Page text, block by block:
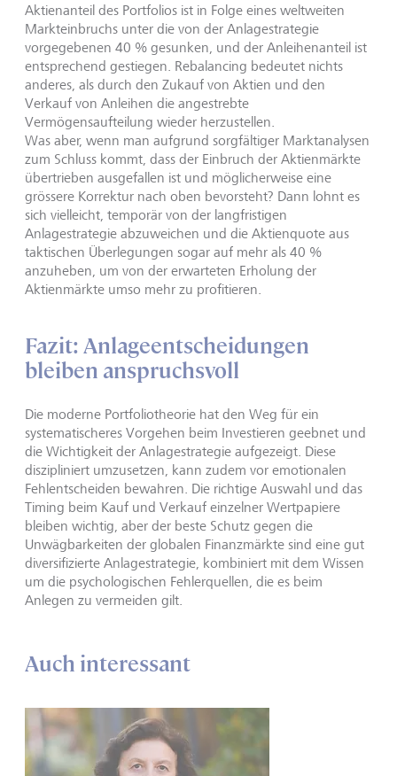
Aktienanteil des Portfolios ist in Folge eines weltweiten
Markteinbruchs unter die von der Anlagestrategie
vorgegebenen 40 % gesunken, und der Anleihenanteil ist
entsprechend gestiegen. Rebalancing bedeutet nichts
anderes, als durch den Zukauf von Aktien und den
Verkauf von Anleihen die angestrebte
Vermögensaufteilung wieder herzustellen.
Was aber, wenn man aufgrund sorgfältiger Marktanalysen
zum Schluss kommt, dass der Einbruch der Aktienmärkte
übertrieben ausgefallen ist und möglicherweise eine
grössere Korrektur nach oben bevorsteht? Dann lohnt es
sich vielleicht, temporär von der langfristigen
Anlagestrategie abzuweichen und die Aktienquote aus
taktischen Überlegungen sogar auf mehr als 40 %
anzuheben, um von der erwarteten Erholung der
Aktienmärkte umso mehr zu profitieren.
Fazit: Anlageentscheidungen
bleiben anspruchsvoll
Die moderne Portfoliotheorie hat den Weg für ein
systematischeres Vorgehen beim Investieren geebnet und
die Wichtigkeit der Anlagestrategie aufgezeigt. Diese
diszipliniert umzusetzen, kann zudem vor emotionalen
Fehlentscheiden bewahren. Die richtige Auswahl und das
Timing beim Kauf und Verkauf einzelner Wertpapiere
bleiben wichtig, aber der beste Schutz gegen die
Unwägbarkeiten der globalen Finanzmärkte sind eine gut
diversifizierte Anlagestrategie, kombiniert mit dem Wissen
um die psychologischen Fehlerquellen, die es beim
Anlegen zu vermeiden gilt.
Auch interessant